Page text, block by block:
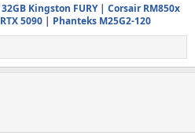
32GB Kingston FURY| Corsair RM850x
RTX 5090| Phanteks M25G2-120